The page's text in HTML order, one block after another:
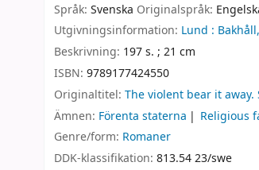
Språk: Svenska Originalspråk:
Utgivningsinformation: Lund : Bakhåll,
Beskrivning: 197 s. ; 21 cm
ISBN: 9789177424550
Originaltitel: The violent bear it away.
Ämnen: Förenta staterna Religious
Genre/form: Romaner
DDK-klassifikation: 813.54 23/swe